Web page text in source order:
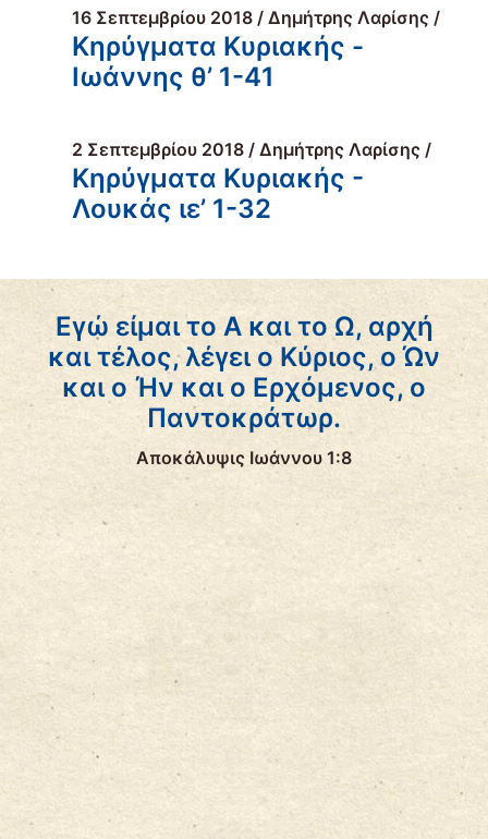
16 Σεπτεμβρίου 2018 / Δημήτρης Λαρίσης /
Κηρύγματα Κυριακής -
Ιωάννης θ’ 1-41
2 Σεπτεμβρίου 2018 / Δημήτρης Λαρίσης /
Κηρύγματα Κυριακής -
Λουκάς ιε’ 1-32
Εγώ είμαι το Α και το Ω, αρχή
και τέλος, λέγει ο Κύριος, ο Ών
και ο Ήν και ο Ερχόμενος, ο
Παντοκράτωρ.
Αποκάλυψις Ιωάννου 1:8